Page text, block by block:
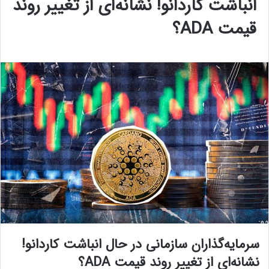
انباشت کاردانو! نشانه‌ای از تغییر روند
قیمت ADA؟
سرمایه‌گذاران سازمانی در حال انباشت کاردانو!
نشانه‌ای از تغییر روند قیمت ADA؟